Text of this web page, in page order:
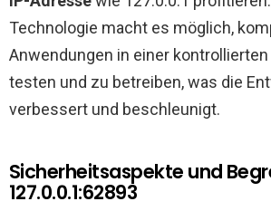
Technologie macht es möglich,
Anwendungen in einer
testen und zu betreiben, was die
verbessert und beschleunigt.
Sicherheitsaspekte und
127.0.0.1:62893